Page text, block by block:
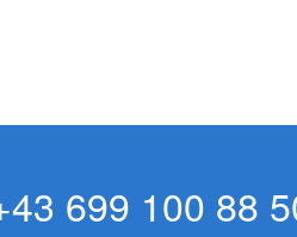
699 100 88